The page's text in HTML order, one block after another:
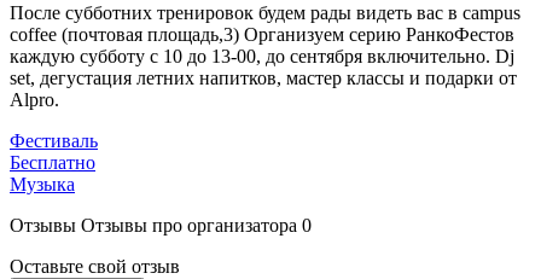
После субботних тренировок будем рады видеть вас в campus
coffee (почтовая площадь,3) Организуем серию РанкоФестов
каждую субботу с 10 до 13-00, до сентября включительно. Dj
set, дегустация летних напитков, мастер классы и подарки от
Alpro.
Фестиваль
Бесплатно
Музыка
Отзывы Отзывы про организатора 0
Оставьте свой отзыв